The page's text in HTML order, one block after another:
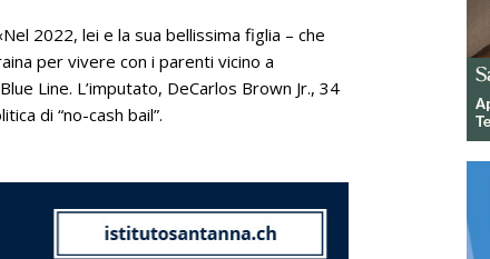
2022, lei e la sua bellissima figlia – che
per vivere con i parenti vicino a
Line. L’imputato, DeCarlos Brown Jr., 34
di “no-cash bail”.